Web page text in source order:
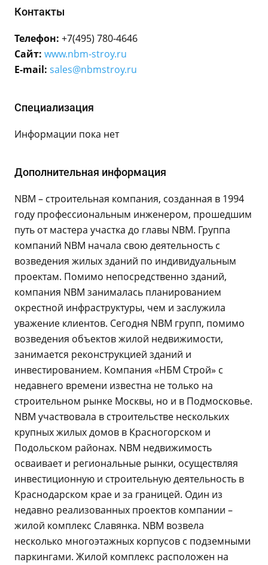
Контакты
Телефон: +7(495) 780-4646
Сайт: www.nbm-stroy.ru
E-mail: sales@nbmstroy.ru
Специализация
Информации пока нет
Дополнительная информация
NBM – строительная компания, созданная в 1994
году профессиональным инженером, прошедшим
путь от мастера участка до главы NBM. Группа
компаний NBM начала свою деятельность с
возведения жилых зданий по индивидуальным
проектам. Помимо непосредственно зданий,
компания NBM занималась планированием
окрестной инфраструктуры, чем и заслужила
уважение клиентов. Сегодня NBM групп, помимо
возведения объектов жилой недвижимости,
занимается реконструкцией зданий и
инвестированием. Компания «НБМ Строй» с
недавнего времени известна не только на
строительном рынке Москвы, но и в Подмосковье.
NBM участвовала в строительстве нескольких
крупных жилых домов в Красногорском и
Подольском районах. NBM недвижимость
осваивает и региональные рынки, осуществляя
инвестиционную и строительную деятельность в
Краснодарском крае и за границей. Один из
недавно реализованных проектов компании –
жилой комплекс Славянка. NBM возвела
несколько многоэтажных корпусов с подземными
паркингами. Жилой комплекс расположен на